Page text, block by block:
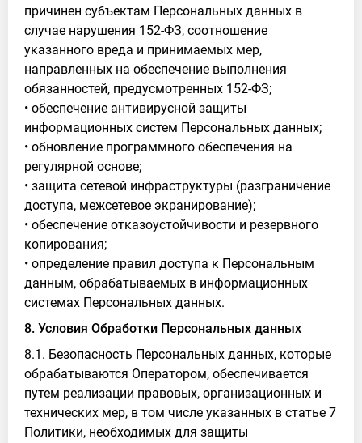
причинен субъектам Персональных данных в
случае нарушения 152-ФЗ, соотношение
указанного вреда и принимаемых мер,
направленных на обеспечение выполнения
обязанностей, предусмотренных 152-ФЗ;
• обеспечение антивирусной защиты
информационных систем Персональных данных;
• обновление программного обеспечения на
регулярной основе;
• защита сетевой инфраструктуры (разграничение
доступа, межсетевое экранирование);
• обеспечение отказоустойчивости и резервного
копирования;
• определение правил доступа к Персональным
данным, обрабатываемых в информационных
системах Персональных данных.
8. Условия Обработки Персональных данных
8.1. Безопасность Персональных данных, которые
обрабатываются Оператором, обеспечивается
путем реализации правовых, организационных и
технических мер, в том числе указанных в статье 7
Политики, необходимых для защиты